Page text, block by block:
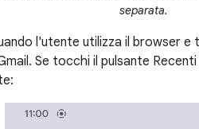
separata.
l'utente utilizza il browser e
Se tocchi il pulsante